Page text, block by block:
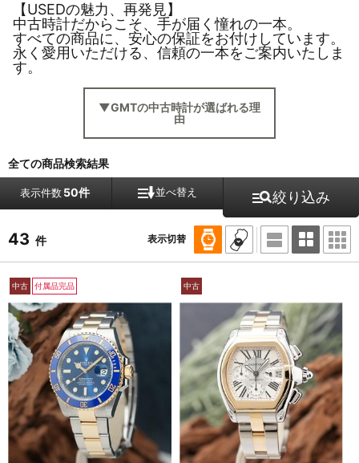
【USEDの魅力、再発見】
中古時計だからこそ、手が届く憧れの一本。
すべての商品に、安心の保証をお付けしています。
永く愛用いただける、信頼の一本をご案内いたしま
す。
▼GMTの中古時計が選ばれる理
由
全ての商品検索結果
表示件数50件 並べ替え 絞り込み
43 件 表示切替
中古 付属品完品 中古